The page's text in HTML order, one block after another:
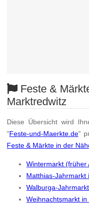
Feste &
Marktredwitz
Diese Übersicht wird
"Feste-und-Maerkte.de"
Feste & Märkte in der
Wintermarkt (früher
Matthias-Jahrmarkt
Walburga-
Weihnachtsmarkt